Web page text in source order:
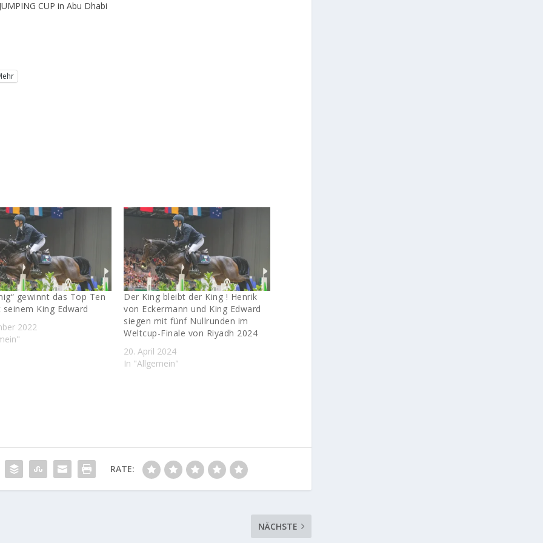
CUP in Abu Dhabi
gewinnt das Top Ten
King Edward
2022
Der King bleibt der King ! Henrik
von Eckermann und King Edward
siegen mit fünf Nullrunden im
Weltcup-Finale von Riyadh 2024
20. April 2024
In "Allgemein"
RATE:
NÄCHSTE